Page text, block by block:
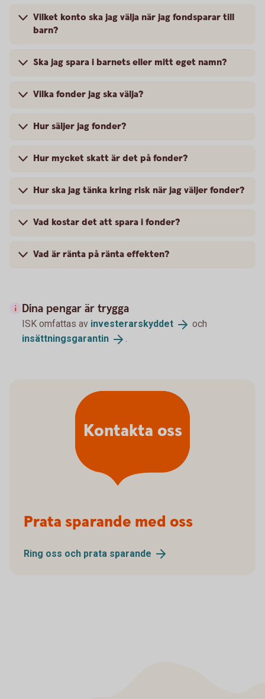
Vilket konto ska jag välja när jag fondsparar till
barn?
Ska jag spara i barnets eller mitt eget namn?
Vilka fonder jag ska välja?
Hur säljer jag fonder?
Hur mycket skatt är det på fonder?
Hur ska jag tänka kring risk när jag väljer fonder?
Vad kostar det att spara i fonder?
Vad är ränta på ränta effekten?
Dina pengar är trygga
ISK omfattas av investerarskyddet
och
insättningsgarantin
.
Prata sparande med oss
Ring oss och prata sparande
Kontakta oss